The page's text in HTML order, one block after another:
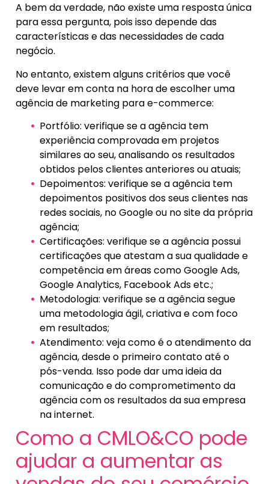
A bem da verdade, não existe uma resposta única
para essa pergunta, pois isso depende das
características e das necessidades de cada
negócio.
No entanto, existem alguns critérios que você
deve levar em conta na hora de escolher uma
agência de marketing para e-commerce:
Portfólio: verifique se a agência tem
experiência comprovada em projetos
similares ao seu, analisando os resultados
obtidos pelos clientes anteriores ou atuais;
Depoimentos: verifique se a agência tem
depoimentos positivos dos seus clientes nas
redes sociais, no Google ou no site da própria
agência;
Certificações: verifique se a agência possui
certificações que atestam a sua qualidade e
competência em áreas como Google Ads,
Google Analytics, Facebook Ads etc.;
Metodologia: verifique se a agência segue
uma metodologia ágil, criativa e com foco
em resultados;
Atendimento: veja como é o atendimento da
agência, desde o primeiro contato até o
pós-venda. Isso pode dar uma ideia da
comunicação e do comprometimento da
agência com os resultados da sua empresa
na internet.
Como a CMLO&CO pode
ajudar a aumentar as